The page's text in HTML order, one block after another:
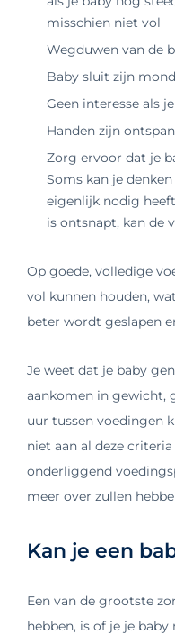
misschien niet vol
Wegduwen van de
Baby sluit zijn
Geen interesse als
Handen zijn
Zorg ervoor dat je
Soms kan je
eigenlijk nodig
is ontsnapt, kan de
Op goede, volledige
vol kunnen houden,
beter wordt geslapen
Je weet dat je baby
aankomen in gewicht,
uur tussen voedingen
niet aan al deze
onderliggend
meer over zullen
Kan je een
Een van de grootste
hebben, is of je je